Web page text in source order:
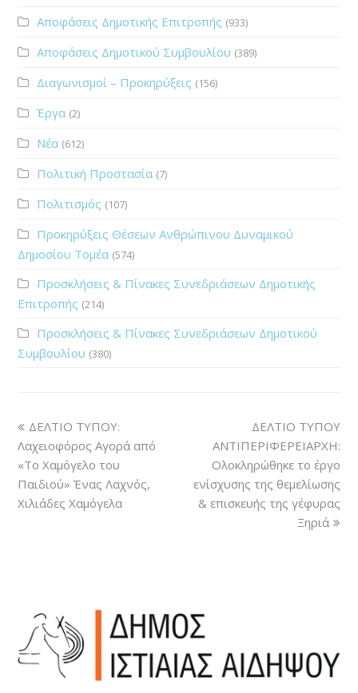
Αποφάσεις Δημοτικής Επιτροπής (933)
Αποφάσεις Δημοτικού Συμβουλίου (389)
Διαγωνισμοί – Προκηρύξεις (156)
Έργα (2)
Νέα (612)
Πολιτική Προστασία (7)
Πολιτισμός (107)
Προκηρύξεις Θέσεων Ανθρώπινου Δυναμικού
Δημοσίου Τομέα (574)
Προσκλήσεις & Πίνακες Συνεδριάσεων Δημοτικής
Επιτροπής (214)
Προσκλήσεις & Πίνακες Συνεδριάσεων Δημοτικού
Συμβουλίου (380)
ΔΕΛΤΙΟ ΤΥΠΟΥ:
Λαχειοφόρος Αγορά από
«Το Χαμόγελο του
Παιδιού» Ένας Λαχνός,
Χιλιάδες Χαμόγελα
ΔΕΛΤΙΟ ΤΥΠΟΥ
ΑΝΤΙΠΕΡΙΦΕΡΕΙΑΡΧΗ:
Ολοκληρώθηκε το έργο
ενίσχυσης της θεμελίωσης
& επισκευής της γέφυρας
Ξηριά